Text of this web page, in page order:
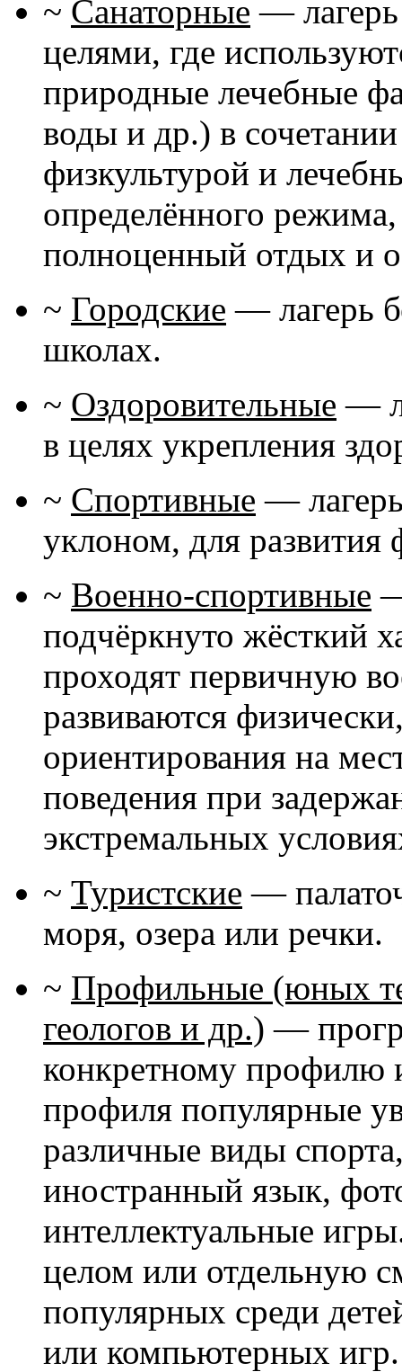
~ Санаторные —
целями, где
природные лечебные
воды и др.) в
физкультурой и
определённого
полноценный отдых и
~ Городские — лагерь
школах.
~ Оздоровительные —
в целях укрепления
~ Спортивные —
уклоном, для развития
~ Военно-спортивные
подчёркнуто жёсткий
проходят первичную
развиваются
ориентирования на
поведения при
экстремальных
~ Туристские —
моря, озера или речки.
~ Профильные (юных
геологов и др.) —
конкретному профилю
профиля популярные
различные виды
иностранный язык,
интеллектуальные
целом или отдельную
популярных среди
или компьютерных